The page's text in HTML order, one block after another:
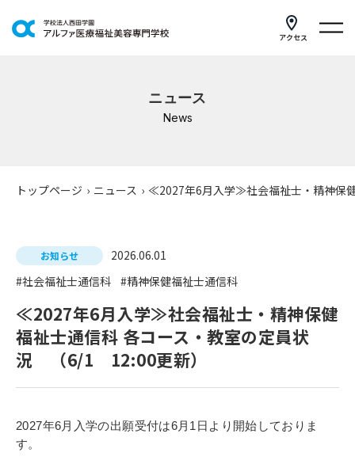
アクセス
就職支援
公共職業訓練
寄付金のご案内
在校生の皆さまへ
ニュース
News
トップページ › ニュース › ≪2027年6月入学≫社会福祉士・精神保
お知らせ
2026.06.01
#社会福祉士通信科 #精神保健福祉士通信科
≪2027年6月入学≫社会福祉士・精神保健
福祉士通信科 各コース・教室の定員状
況 （6/1 12:00更新）
2027年6月入学の出願受付は6月1日より開始しておりま
す。